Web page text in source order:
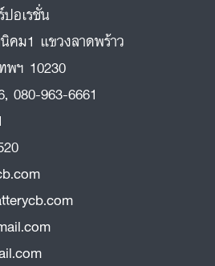
อเรชั่น
คม1 แขวงลาดพร้าว
พฯ 10230
, 080-963-6661